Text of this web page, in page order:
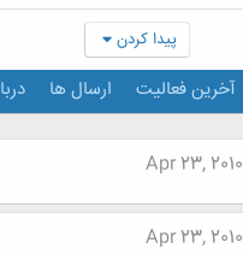
پیدا کردن
آخرین فعالیت ارسال ها
Apr 23, 2010
Apr 23, 2010